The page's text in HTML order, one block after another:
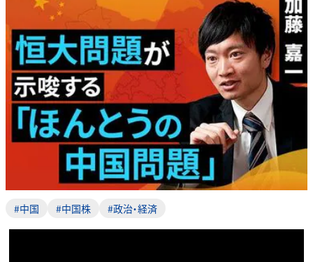
#中国 #中国株 #政治・経済